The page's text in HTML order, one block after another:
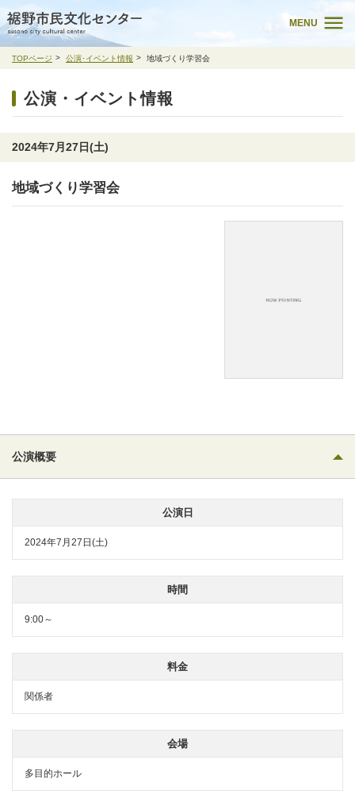
MENU
TOPページ 公演･イベント情報 地域づくり学習会
公演・イベント情報
2024年7月27日(土)
地域づくり学習会
公演概要
公演日
2024年7月27日(土)
時間
9:00～
料金
関係者
会場
多目的ホール